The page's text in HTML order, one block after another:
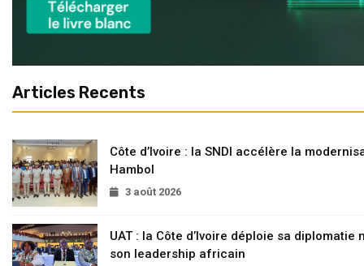
Articles Recents
Côte d’Ivoire : la SNDI accélère la
Hambol
3 août 2026
UAT : la Côte d’Ivoire déploie sa
son leadership africain